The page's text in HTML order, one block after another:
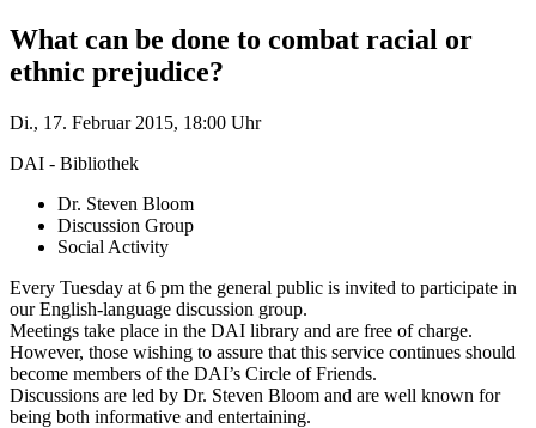
What can be done to combat racial or
ethnic prejudice?
Di., 17. Februar 2015, 18:00 Uhr
DAI - Bibliothek
Dr. Steven Bloom
Discussion Group
Social Activity
Every Tuesday at 6 pm the general public is invited to participate in
our English-language discussion group.
Meetings take place in the DAI library and are free of charge.
However, those wishing to assure that this service continues should
become members of the DAI’s Circle of Friends.
Discussions are led by Dr. Steven Bloom and are well known for
being both informative and entertaining.